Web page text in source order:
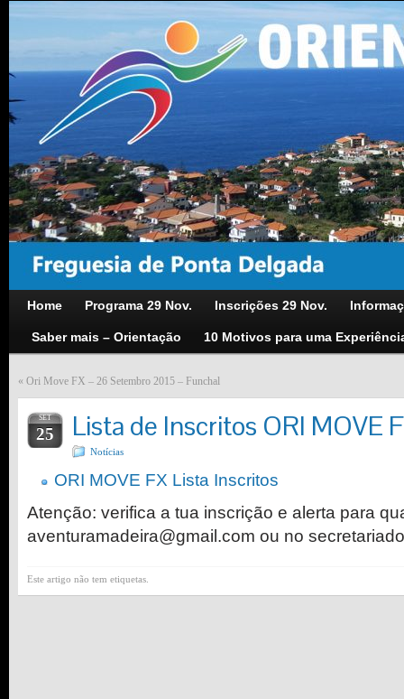
Home Programa 29 Nov. Inscrições 29 Nov.
Saber mais – Orientação 10 Motivos para uma
« Ori Move FX – 26 Setembro 2015 – Funchal
SET
25 Lista de Inscritos ORI MOVE
Notícias
ORI MOVE FX Lista Inscritos
Atenção: verifica a tua inscrição e alerta para
aventuramadeira@gmail.com ou no
Este artigo não tem etiquetas.